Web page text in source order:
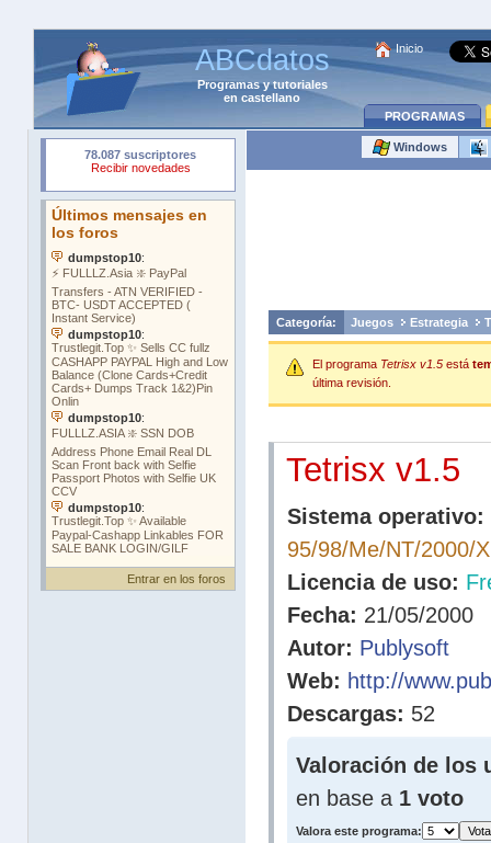
ABCdatos
Programasytutoriales
en castellano
Inicio
PROGRAMAS
Entrar en los foros
Windows
Categoría: Juegos Estrategia
El programa Tetrisx v1.5 está
última revisión.
Tetrisx v1.5
Sistema operativo:
95/98/Me/NT/2000/
Licencia de uso:
Fecha: 21/05/2000
Autor: Publysoft
Web: http://
Descargas: 52
Valoración de los
en base a 1 voto
Valora este programa: